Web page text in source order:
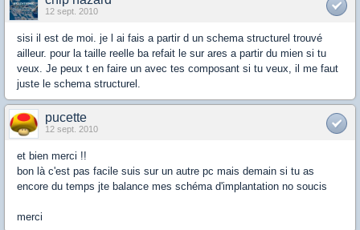
12 sept. 2010
sisi il est de moi. je l ai fais a partir d un schema structurel trouvé
ailleur. pour la taille reelle ba refait le sur ares a partir du mien si tu
veux. Je peux t en faire un avec tes composant si tu veux, il me faut
juste le schema structurel.
pucette
12 sept. 2010
et bien merci !!
bon là c'est pas facile suis sur un autre pc mais demain si tu as
encore du temps jte balance mes schéma d'implantation no soucis
merci